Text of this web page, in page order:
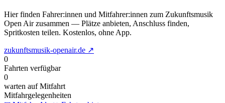
Hier finden Fahrer:innen und Mitfahrer:innen zum Zukunftsmusik
Open Airzusammen — Plätze anbieten, Anschluss finden,
Spritkosten teilen. Kostenlos, ohne App.
zukunftsmusik-openair.de ↗
0
Fahrten verfügbar
0
warten auf Mitfahrt
Mitfahrgelegenheiten